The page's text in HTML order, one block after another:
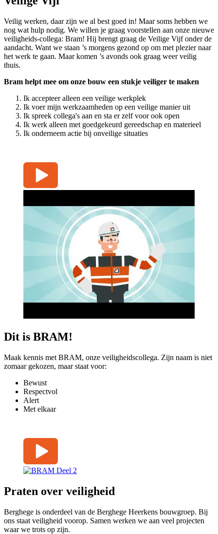
Veilig werken, daar zijn we al best goed in! Maar soms hebben we
nog wat hulp nodig. We willen je graag voorstellen aan onze nieuwe
veiligheids-collega: Bram! Hij brengt graag de Veilige Vijf onder de
aandacht. Want we staan ’s morgens gezond op om met plezier naar
het werk te gaan. Maar komen ’s avonds ook graag weer veilig
thuis.
Bram helpt mee om onze bouw een stukje veiliger te maken
Ik accepteer alleen een veilige werkplek
Ik voer mijn werkzaamheden op een veilige manier uit
Ik spreek collega's aan en sta er zelf voor ook open
Ik werk alleen met goedgekeurd gereedschap en materieel
Ik onderneem actie bij onveilige situaties
Dit is BRAM!
Maak kennis met BRAM, onze veiligheidscollega. Zijn naam is niet
zomaar gekozen, maar staat voor:
Bewust
Respectvol
Alert
Met elkaar
Praten over veiligheid
Berghege is onderdeel van de Berghege Heerkens bouwgroep. Bij
ons staat veiligheid voorop. Samen werken we aan veel projecten
waar we trots op zijn.